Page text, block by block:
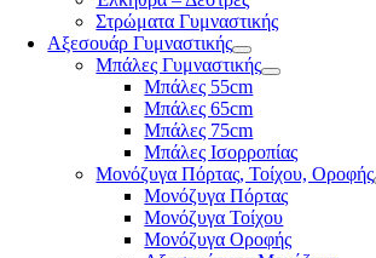
Στρώματα Γυμναστικής
Αξεσουάρ Γυμναστικής
Μπάλες Γυμναστικής
Μπάλες 55cm
Μπάλες 65cm
Μπάλες 75cm
Μπάλες Ισορροπίας
Μονόζυγα Πόρτας, Τοίχου, Οροφής
Μονόζυγα Πόρτας
Μονόζυγα Τοίχου
Μονόζυγα Οροφής